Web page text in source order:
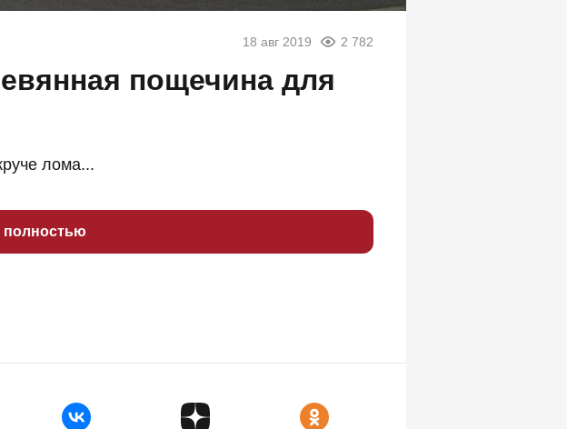
18 авг 2019 2 782
пощечина для
лома...
полностью